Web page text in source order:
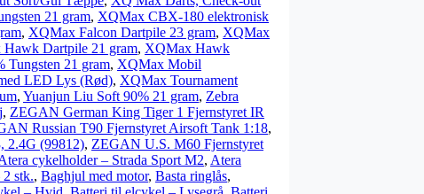
21 gram, XQMax CBX-180 elektronisk
, XQMax Falcon Dartpile 23 gram, XQMax
Dartpile 21 gram, XQMax Hawk
Tungsten 21 gram, XQMax Mobil
LED Lys (Rød), XQMax Tournament
, Yuanjun Liu Soft 90% 21 gram, Zebra
, ZEGAN German King Tiger 1 Fjernstyret IR
Russian T90 Fjernstyret Airsoft Tank 1:18,
2.4G (99812), ZEGAN U.S. M60 Fjernstyret
cykelholder – Strada Sport M2, Atera
2 stk., Baghjul med motor, Basta ringlås,